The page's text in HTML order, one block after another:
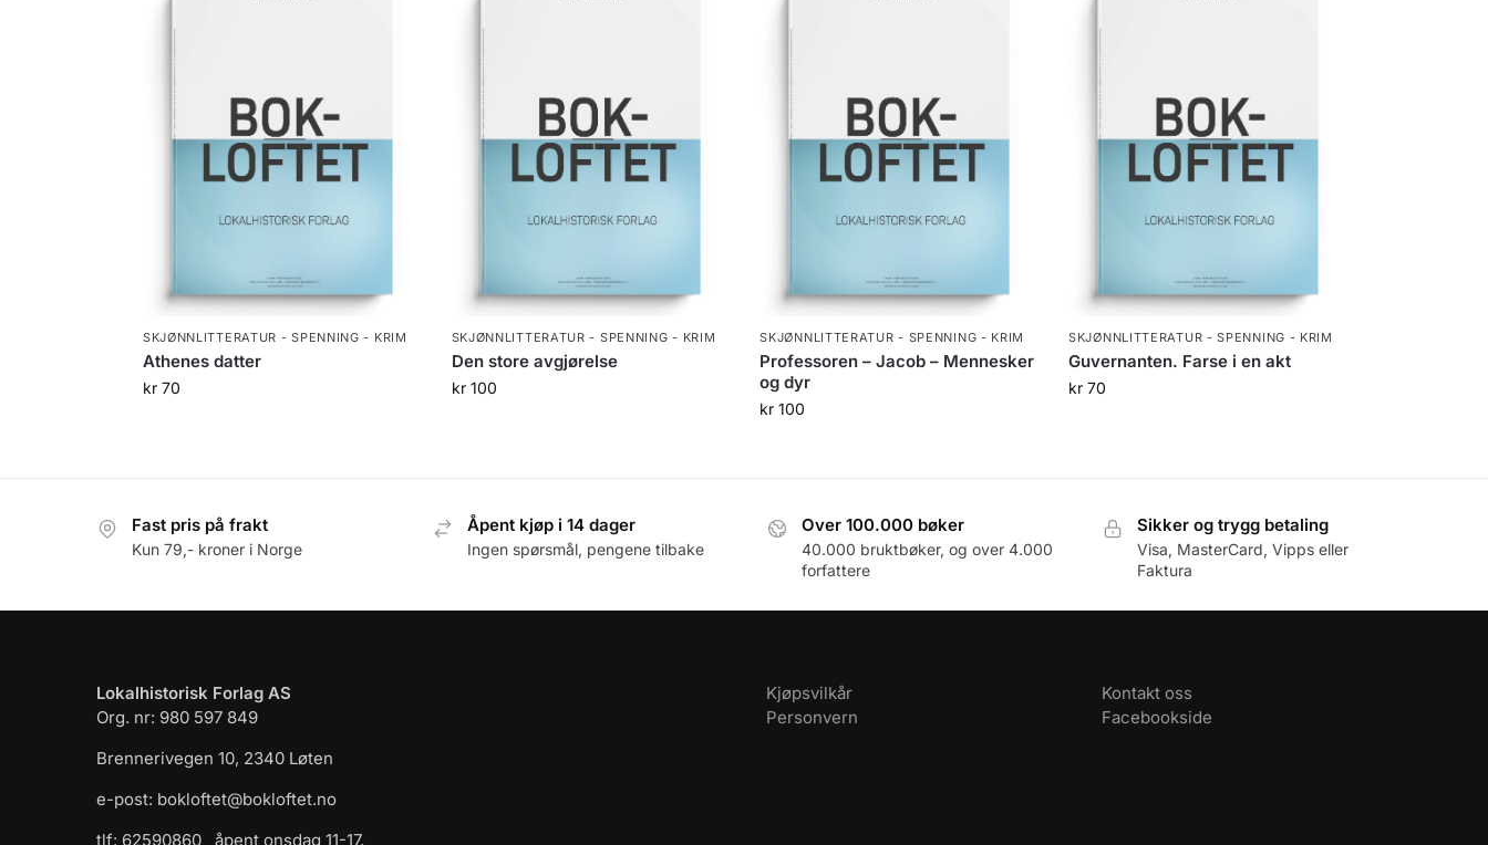
SKJØNNLITTERATUR - SPENNING - KRIM
Athenes datter
kr70
SKJØNNLITTERATUR - SPENNING - KRIM
Den store avgjørelse
kr100
SKJØNNLITTERATUR - SPENNING - KRIM
Professoren – Jacob – Mennesker
og dyr
kr 100
SKJØNNLITTERATUR - SPENNING - KRIM
Guvernanten. Farse i en akt
kr 70
Fast pris på frakt
Kun 79,- kroner i Norge
Åpent kjøp i 14 dager
Ingen spørsmål, pengene tilbake
Over 100.000 bøker
40.000 bruktbøker, og over 4.000
forfattere
Sikker og trygg betaling
Visa, MasterCard, Vipps eller
Faktura
Lokalhistorisk Forlag AS
Org. nr: 980 597 849
Brennerivegen 10, 2340 Løten
e-post: bokloftet@bokloftet.no
tlf: 62590860 åpent onsdag 11-17,
Kjøpsvilkår
Personvern
Kontakt oss
Facebookside